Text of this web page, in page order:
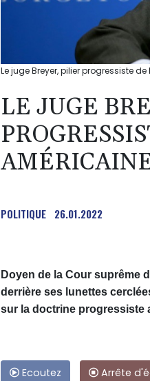
Le juge Breyer, pilier progressiste
LE JUGE
POLITIQUE 26.01.2022
Doyen de la Cour suprême
derrière ses lunettes
sur la doctrine progressiste
Ecoutez Arrête